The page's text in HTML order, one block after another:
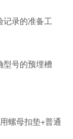
记录的准备工
型号的预埋槽
螺母扣垫+普通